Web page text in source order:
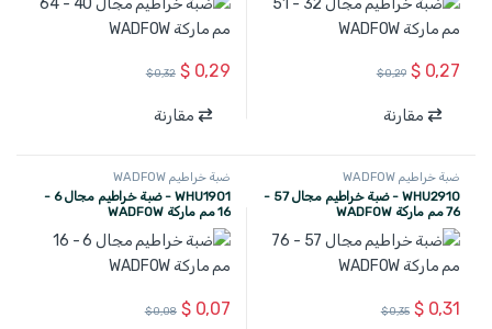
$0,27
$0,29
مقارنة
$0,29
$0,32
مقارنة
ضبة خراطيم WADFOW
WHU2910 - ضبة خراطيم مجال 57 -
76 مم ماركة WADFOW
$0,31
$0,35
ضبة خراطيم WADFOW
WHU1901 - ضبة خراطيم مجال 6 -
16 مم ماركة WADFOW
$0,07
$0,08